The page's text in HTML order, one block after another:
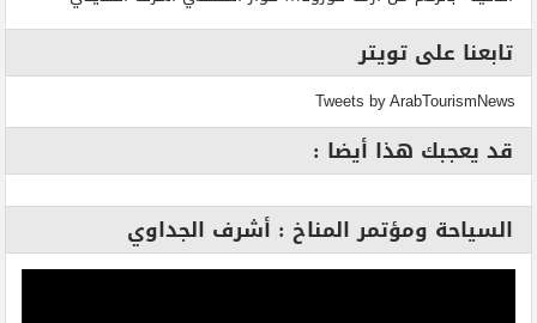
تابعنا على تويتر
Tweets by ArabTourismNews
قد يعجبك هذا أيضا :
السياحة ومؤتمر المناخ : أشرف الجداوي